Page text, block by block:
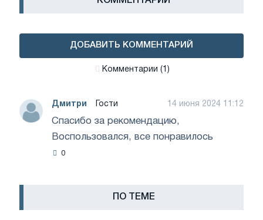
ДОБАВИТЬ КОММЕНТАРИЙ
Комментарии (1)
Дмитри Гости 14 июня 2024 11:12
Спасибо за рекомендацию,
Воспользовался, все понравилось
0
ПО ТЕМЕ